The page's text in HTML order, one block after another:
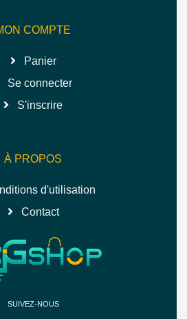
COMPTE
Panier
Se connecter
S'inscrire
À PROPOS
d'utilisation
Contact
SUIVEZ-NOUS